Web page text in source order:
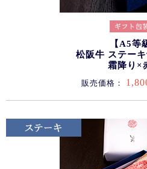
【A5等
松阪牛 ステー
霜降り×
販売価格：